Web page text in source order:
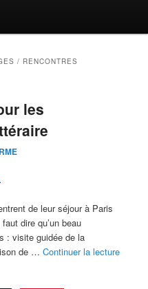
/ RENCONTRES
les
.
de leur séjour à Paris
dire qu’un beau
: visite guidée de la
de …Continuer la lecture